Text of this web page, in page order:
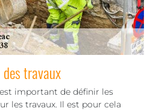
travaux
important de définir les
les travaux. Il est pour cela